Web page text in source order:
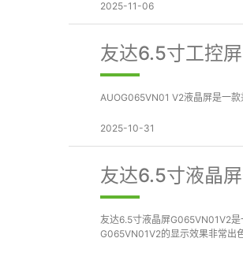
2025-11-06
友达6.5寸工控
AUOG065VN01 V2液晶屏是一
2025-10-31
友达6.5寸液晶
友达6.5寸液晶屏G065VN01V2
G065VN01V2的显示效果非常出